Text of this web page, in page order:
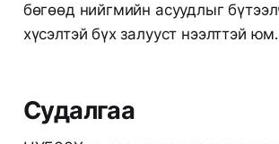
бөгөөд нийгмийн асуудлыг
хүсэлтэй бүх залууст нээлттэй юм.
Судалгаа